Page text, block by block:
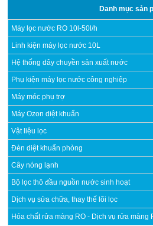
Danh mục sản
Máy lọc nước RO 10l-50l/h
Linh kiện máy lọc nước 10L
Hệ thống dây chuyền sản xuất nước
Phụ kiện máy lọc nước công nghiệp
Máy móc phụ trợ
Máy Ozon diệt khuẩn
Vật liệu lọc
Đèn diệt khuẩn phòng
Cây nóng lạnh
Bộ lọc thô đầu nguồn nước sinh hoạt
Dịch vụ sửa chữa, thay thế lõi lọc
Hóa chất rửa màng RO - Dịch vụ rửa màng